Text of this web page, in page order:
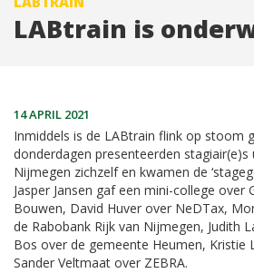
LABtrain is
14 APRIL 2021
Inmiddels is de LABtrain flink op stoom
donderdagen presenteerden stagiair(e)s
Nijmegen zichzelf en kwamen de
Jasper Jansen gaf een mini-college over
Bouwen, David Huver over NeDTax,
de Rabobank Rijk van Nijmegen, Judith
Bos over de gemeente Heumen, Kristie
Sander Veltmaat over ZEBRA.